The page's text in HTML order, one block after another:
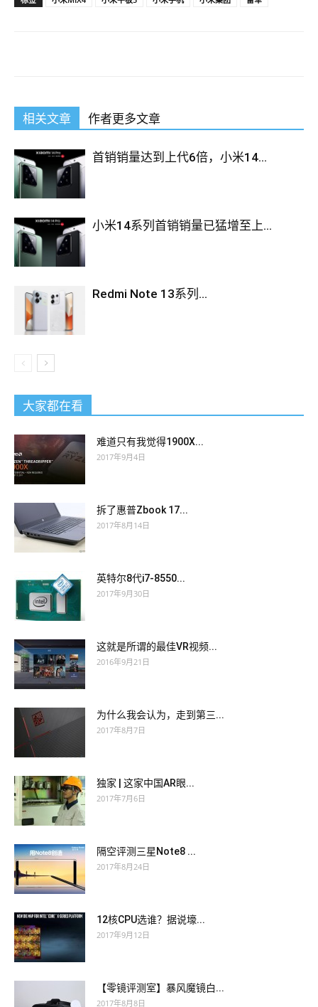
相关文章 作者更多文章
首销销量达到上代6倍，小米14...
小米14系列首销销量已猛增至上...
Redmi Note 13系列...
大家都在看
难道只有我觉得1900X...
2017年9月4日
拆了惠普Zbook 17...
2017年8月14日
英特尔8代i7-8550...
2017年9月30日
这就是所谓的最佳VR视频...
2016年9月21日
为什么我会认为，走到第三...
2017年8月7日
独家 | 这家中国AR眼...
2017年7月6日
隔空评测三星Note8 ...
2017年8月24日
12核CPU选谁？据说壕...
2017年9月12日
【零镜评测室】暴风魔镜白...
2017年8月8日